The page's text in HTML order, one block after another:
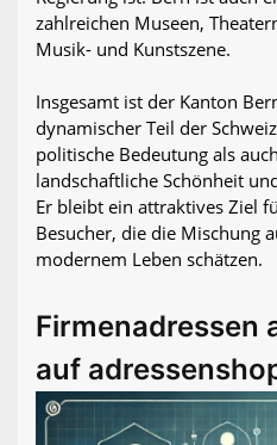
zahlreichen Museen,
Musik- und Kunstszene.
Insgesamt ist der Kanton
dynamischer Teil der
politische Bedeutung als
landschaftliche Schönheit
Er bleibt ein attraktives Ziel
Besucher, die die Mischung
modernem Leben schätzen.
Firmenadressen
auf